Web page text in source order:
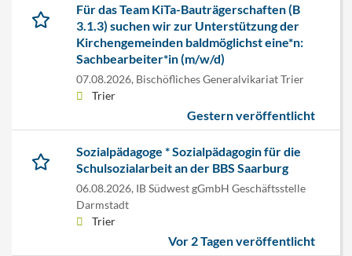
Für das Team KiTa-Bauträgerschaften (B
3.1.3) suchen wir zur Unterstützung der
Kirchengemeinden baldmöglichst eine*n:
Sachbearbeiter*in (m/w/d)
07.08.2026, Bischöfliches Generalvikariat Trier
Trier
Gestern veröffentlicht
Sozialpädagoge * Sozialpädagogin für die
Schulsozialarbeit an der BBS Saarburg
06.08.2026, IB Südwest gGmbH Geschäftsstelle
Darmstadt
Trier
Vor 2 Tagen veröffentlicht